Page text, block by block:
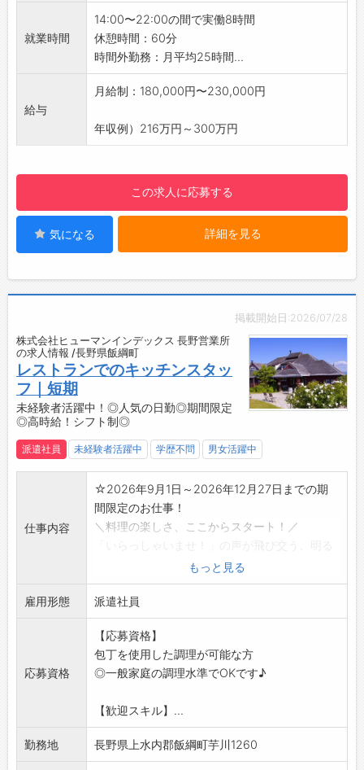
◆17：00 OPEN
◇22：00 CLOSE・閉店作業
◆23：00 退勤
【やりがい】
業界で活躍したい方にピッタリです◎
【職場の雰囲気・社風】
・2022年にオープンした比較的新しい職場
で、スタッフが一丸となって目標に向かい、
日々取り組んでいます！
・従業員一人ひとりの意見や提案を大切にす
・働きがいがあり、楽しく前向きに働ける職場
・長野県が誇るトップブランド「信州プレミア
ム牛」を中心に、厳選された上質なお肉を提供
・お肉好きにはたまらない環境で、こだわりの
素材に触れながら調理スキルも自然とアップ♪
【こんな方にオススメ◎】
・料理やお肉に興味のある方
・人を喜ばせることが好きな方
・飲食業界でのキャリアを積みたい方
・体力に自信があり、体を動かすことが好きな
就業時間
14:00〜22:00の間で実働8時間
休憩時間：60分
時間外勤務：月平均25時間...
給与
月給制：180,000円〜230,000円
年収例）216万円～300万円
この求人に応募する
気になる 詳細を見る
掲載開始日:2026/07/28
株式会社ヒューマンインデックス 長野営業所
の求人情報 /長野県飯綱町
レストランでのキッチンスタッ
フ｜短期
未経験者活躍中！◎人気の日勤◎期間限定
◎高時給！シフト制◎
派遣社員 未経験者活躍中 学歴不問 男女活躍中
仕事内容
☆2026年9月1日～2026年12月27日までの期
間限定のお仕事！
＼料理の楽しさ、ここからスタート！／
くてあたたかいレストランです♪
まずは簡単なお仕事からスタートするので、未
経験の方も安心して始められます◎
【お仕事内容】
・食材の仕込み
・盛り付け・飾り付け
・調理補助
できることから少しずつ覚えていきましょう
♪
【ここがポイント】
もっと見る
雇用形態 派遣社員
応募資格
【応募資格】
包丁を使用した調理が可能な方
◎一般家庭の調理水準でOKです♪
【歓迎スキル】...
勤務地 長野県上水内郡飯綱町芋川1260